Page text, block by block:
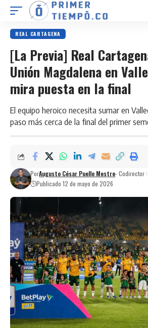
REAL CARTAGENA
[La Previa] Real
Unión Magdalena en
mira puesta en la final
El equipo heroico necesita sumar en
paso más cerca de la final del primer
PorAugusto César Puello Mestre- Codirector
Publicado 12 de mayo de 2026